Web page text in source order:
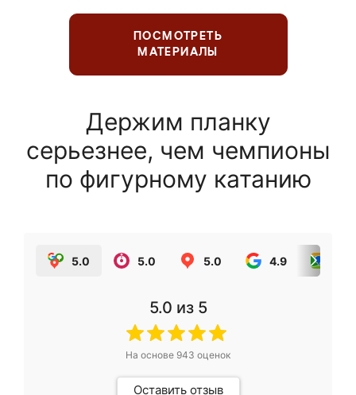
ПОСМОТРЕТЬ
МАТЕРИАЛЫ
Держим планку
серьезнее, чем чемпионы
по фигурному катанию
5.0 5.0 5.0 4.9
5.0 из 5
На основе 943 оценок
Оставить отзыв